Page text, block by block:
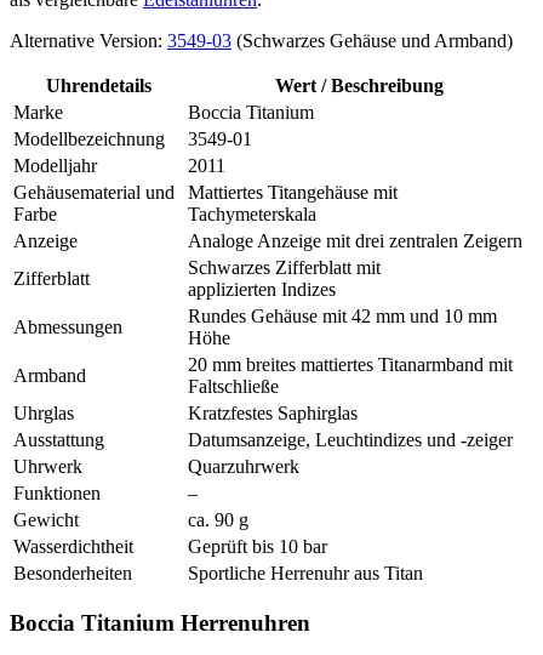
Alternative Version: 3549-03 (Schwarzes Gehäuse und Armband)
Uhrendetails
Wert / Beschreibung
Marke
Boccia Titanium
Modellbezeichnung
3549-01
Modelljahr
2011
Gehäusematerial und
Farbe
Mattiertes Titangehäuse mit
Tachymeterskala
Anzeige
Analoge Anzeige mit drei zentralen Zeigern
Zifferblatt
Schwarzes Zifferblatt mit
applizierten Indizes
Abmessungen
Rundes Gehäuse mit 42 mm und 10 mm
Höhe
Armband
20 mm breites mattiertes Titanarmband mit
Faltschließe
Uhrglas
Kratzfestes Saphirglas
Ausstattung
Datumsanzeige, Leuchtindizes und -zeiger
Uhrwerk
Quarzuhrwerk
Funktionen
–
Gewicht
ca. 90 g
Wasserdichtheit
Geprüft bis 10 bar
Besonderheiten
Sportliche Herrenuhr aus Titan
Boccia Titanium Herrenuhren